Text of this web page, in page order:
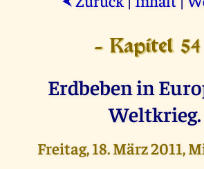
- Kapitel
Erdbeben in
Weltkrieg.
Freitag, 18. März 2011,